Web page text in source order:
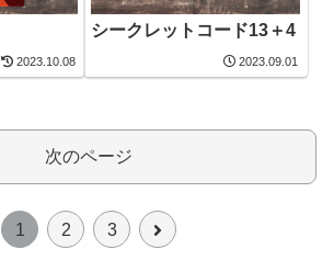
2023.10.08
シークレットコード13＋4
2023.09.01
次のページ
1 2 3
次